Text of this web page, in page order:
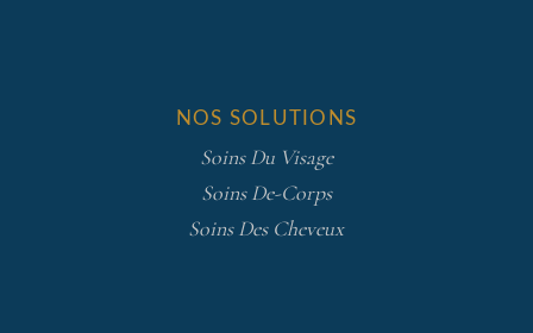
NOS SOLUTIONS
Soins Du Visage
Soins De-Corps
Soins Des Cheveux